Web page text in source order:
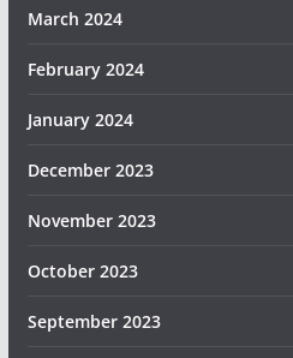
March 2024
February 2024
January 2024
December 2023
November 2023
October 2023
September 2023